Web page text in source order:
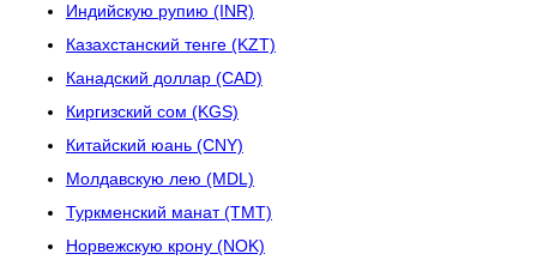
Индийскую рупию (INR)
Казахстанский тенге (KZT)
Канадский доллар (CAD)
Киргизский сом (KGS)
Китайский юань (CNY)
Молдавскую лею (MDL)
Туркменский манат (TMT)
Норвежскую крону (NOK)